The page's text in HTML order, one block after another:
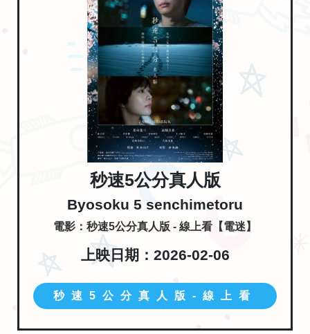
秒速5公分真人版
Byosoku 5 senchimetoru
電影：秒速5公分真人版 - 線上看【電迷】
上映日期：2026-02-06
秒速5公分真人版-線上看